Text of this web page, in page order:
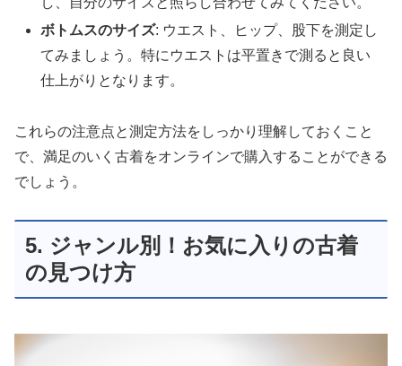
ボトムスのサイズ: ウエスト、ヒップ、股下を測定し
てみましょう。特にウエストは平置きで測ると良い
仕上がりとなります。
これらの注意点と測定方法をしっかり理解しておくこと
で、満足のいく古着をオンラインで購入することができる
でしょう。
5. ジャンル別！お気に入りの古着
の見つけ方